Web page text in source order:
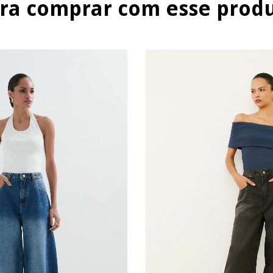
comprar com esse